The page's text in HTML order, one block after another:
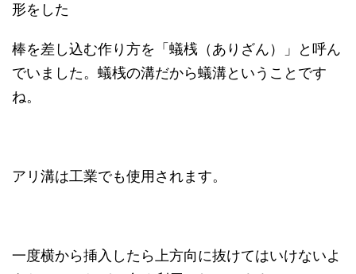
形をした
棒を差し込む作り方を「蟻桟（ありざん）」と呼ん
でいました。蟻桟の溝だから蟻溝ということです
ね。
アリ溝は工業でも使用されます。
一度横から挿入したら上方向に抜けてはいけないよ